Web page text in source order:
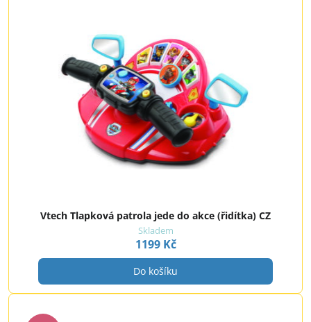
Vtech Tlapková patrola jede do akce (řidítka) CZ
Skladem
1199 Kč
Do košíku